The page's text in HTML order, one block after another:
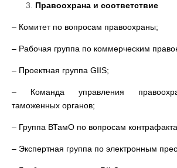
Правоохрана и соответствие
– Комитет по вопросам правоохраны;
– Рабочая группа по коммерческим
– Проектная группа GIIS;
– Команда управления
таможенных органов;
– Группа ВТамО по вопросам
– Экспертная группа по электронным